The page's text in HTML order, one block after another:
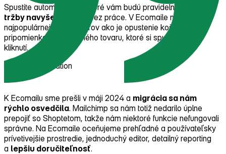
Spustite automatizácie, ktoré vám budú pravidelne prinášať
tržby navyše – takmer bez práce. V Ecomaile nájdete 14
najpopulárnejších scenárov ako je opustenie košíka alebo
pripomienka prehliadaného tovaru, ktoré si spustíte na pár
kliknutí.
K Ecomailu sme prešli v máji 2024 a migrácia sa nám
rýchlo osvedčila. Mailchimp sa nám totiž nedarilo úplne
prepojiť so Shoptetom, takže nám niektoré funkcie nefungovali
správne. Na Ecomaile oceňujeme prehľadné a používateľsky
prívetivejšie prostredie, jednoduchý editor, detailný reporting
a lepšiu doručiteľnosť.